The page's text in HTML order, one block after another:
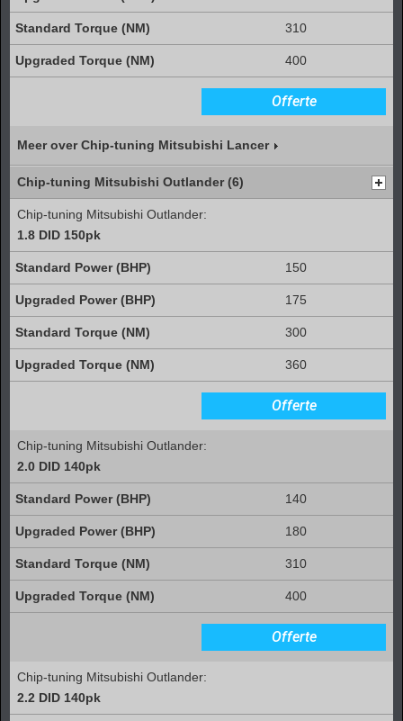
310
400
Offerte
Meer over Chip-tuning Mitsubishi Lancer
Chip-tuning Mitsubishi Outlander (6)
Chip-tuning Mitsubishi Outlander:
1.8 DID 150pk
150
175
300
360
Offerte
Chip-tuning Mitsubishi Outlander:
2.0 DID 140pk
140
180
310
400
Offerte
Chip-tuning Mitsubishi Outlander:
2.2 DID 140pk